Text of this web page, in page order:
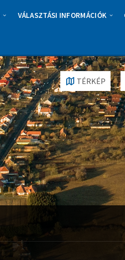
VÁLASZTÁSI INFORMÁCIÓK
TÉRKÉP